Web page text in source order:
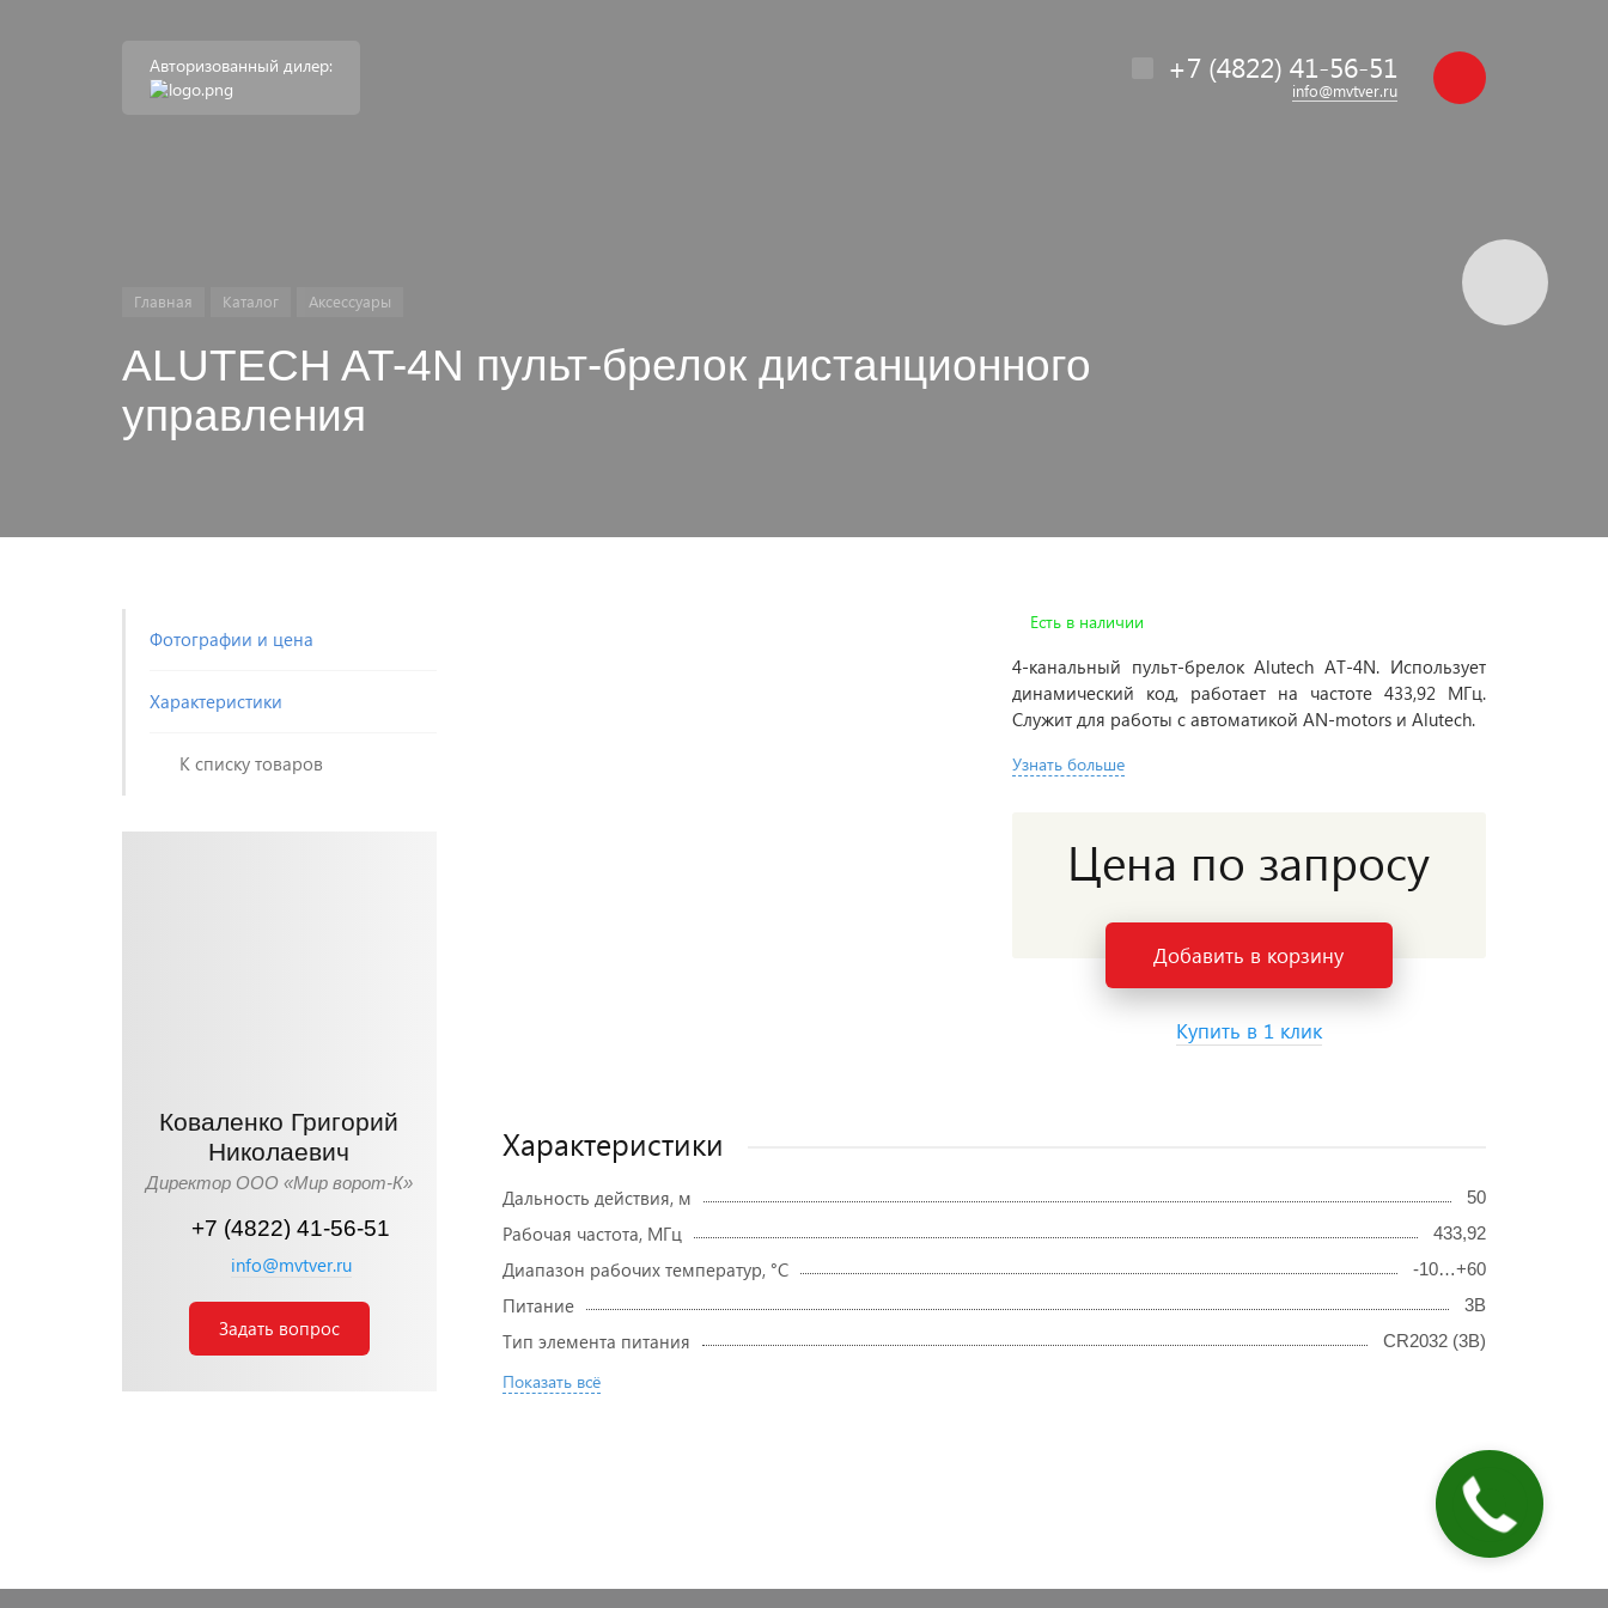
Авторизованный дилер: +7 (4822) 41-56-51
info@mvtver.ru
Главная Каталог Аксессуары
ALUTECH AT-4N пульт-брелок дистанционного
управления
Фотографии и цена
Характеристики
К списку товаров
Коваленко Григорий
Николаевич
Директор ООО «Мир ворот-К»
+7 (4822) 41-56-51
info@mvtver.ru
Задать вопрос
Есть в наличии
4-канальный пульт-брелок Alutech AT-4N. Использует
динамический код, работает на частоте 433,92 МГц.
Служит для работы с автоматикой AN-motors и Alutech.
Узнать больше
Цена по запросу
Добавить в корзину
Купить в 1 клик
Характеристики
Дальность действия, м 50
Рабочая частота, МГц 433,92
Диапазон рабочих температур, °С -10…+60
Питание 3В
Тип элемента питания CR2032 (3В)
Показать всё
Заказать
звонок